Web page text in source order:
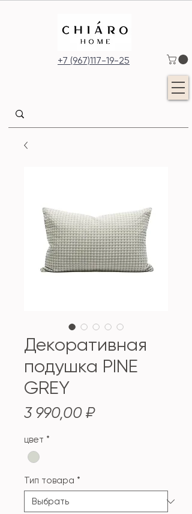
+7 (967)117-19-25
Декоративная
подушка PINE
GREY
3 990,00 ₽Цена
цвет *
Тип товара *